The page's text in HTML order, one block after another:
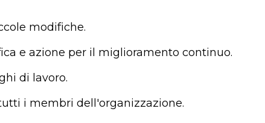
modifiche.
e azione per il miglioramento continuo.
di lavoro.
i membri dell'organizzazione.